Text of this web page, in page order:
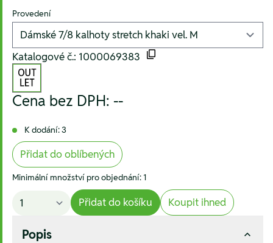
Provedení
Katalogové č.: 1000069383
Cena bez DPH: --
K dodání: 3
Přidat do oblíbených
Minimální množství pro objednání: 1
Přidat do košíku Koupit ihned
Popis